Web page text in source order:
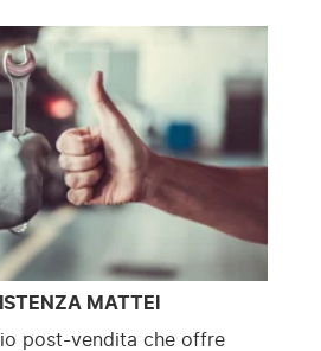
MATTEI
post-vendita che offre